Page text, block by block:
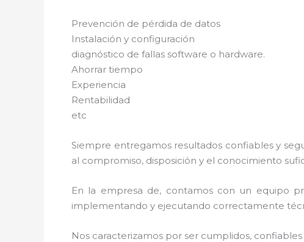
Prevención de pérdida de datos
Instalación y configuración
diagnóstico de fallas software o hardware.
Ahorrar tiempo
Experiencia
Rentabilidad
etc
Siempre entregamos resultados confiables y
al compromiso, disposición y el conocimiento
En la empresa de, contamos con un equipo
implementando y ejecutando correctamente
Nos caracterizamos por ser cumplidos,